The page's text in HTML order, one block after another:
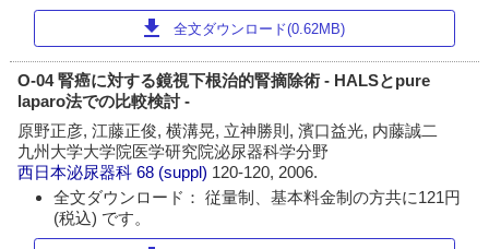
download 全文ダウンロード(0.62MB)
O-04 腎癌に対する鏡視下根治的腎摘除術 - HALSとpure
laparo法での比較検討 -
原野正彦, 江藤正俊, 横溝晃, 立神勝則, 濱口益光, 内藤誠二
九州大学大学院医学研究院泌尿器科学分野
西日本泌尿器科 68 (suppl) 120-120, 2006.
全文ダウンロード： 従量制、基本料金制の方共に121円
(税込) です。